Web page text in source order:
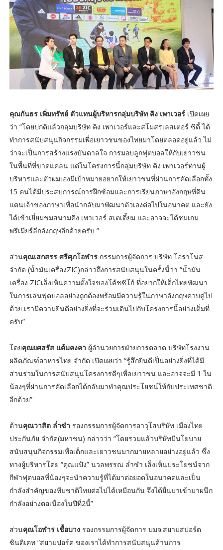
คุณกันธร เพิ่มทรัพย์ ตัวแทนผู้บริหารกลุ่มบริษัท คิง เพาเวอร์ เปิดเผย
ว่า “โดยปกติแล้วกลุ่มบริษัท คิง เพาเวอร์และสโมสรเลสเตอร์ ซิตี้ ได้
ทำการสนับสนุนกิจกรรมเพื่อเยาวชนของไทยมาโดยตลอดอยู่แล้ว ไม่
ว่าจะเป็นการสร้างแรงบันดาลใจ การมอบลูกฟุตบอลให้กับเยาวชน
ในพื้นที่ที่ขาดแคลน แต่ในโครงการนี้กลุ่มบริษัท คิง เพาเวอร์ท่านผู้
บริหารและตัวผมเองมีเป้าหมายอยากให้เยาวชนที่ผ่านการคัดเลือกทั้ง
15 คนได้มีประสบการณ์การฝึกซ้อมและการเรียนภาษาอังกฤษที่ดิน
แดนเจ้าของภาษาเพื่อนำกลับมาพัฒนาตัวเองต่อไปในอนาคต และยัง
ได้เข้าเยี่ยมชมสนามคิง เพาเวอร์ สเตเดี้ยม และอาจจะได้ชมเกม
พรีเมียร์ลีกอังกฤษอีกด้วยครับ ”
ส่วนคุณเสกสรร ศรีศุภโอฬารกรรมการผู้จัดการ บริษัท โอราโนส
จำกัด (น้ำมันเครื่องZIC)กล่าวถึงการสนับสนุนในครั้งนี้ว่า “น้ำมัน
เครื่อง ZICเล็งเห็นความตั้งใจของโค้ชซิโก้ ที่อยากให้เด็กไทยพัฒนา
ในการเล่นฟุตบอลอย่างถูกต้องพร้อมมีความรู้ในภาษาอังกฤษควบคู่ไป
ด้วย เรามีความยินดีอย่างยิ่งที่จะร่วมเดินไปกับโครงการนี้อย่างเต็มที่
ครับ”
โดยคุณยศสรัส แต้มคงคา ผู้อำนวยการฝ่ายการตลาด บริษัทโรงงาน
ผลิตภัณฑ์อาหารไทย จำกัด เปิดเผยว่า “รู้สึกยินดีเป็นอย่างยิ่งที่ได้มี
ส่วนร่วมในการสนับสนุนโครงการดีๆเพื่อเยาวชน และอาจจะมี 1 ใน
น้องๆที่ผ่านการคัดเลือกได้กลับมาทำคุณประโยชน์ให้กับประเทศชาติ
อีกด้วย”
ด้านคุณวาสิต ล่ำซำ รองกรรมการผู้จัดการอาวุโสบริษัท เมืองไทย
ประกันภัย จำกัด(มหาชน) กล่าวว่า “โดยรวมแล้วบริษัทมีนโยบาย
สนับสนุนกิจกรรมเพื่อเด็กและเยาวชนมากมายหลายอย่างอยู่แล้ว ซึ่ง
ทางผู้บริหารโดย “คุณแป้ง” นวลพรรณ ล่ำซำ เล็งเห็นประโยชน์จาก
กีฬาฟุตบอลที่น้องๆจะนำความรู้ที่ได้มาต่อยอดในอนาคตและเป็น
กำลังสำคัญของทีมชาติไทยต่อไปได้เหมือนกัน จึงได้ยื่นมาเข้ามาผนึก
กำลังอย่างตอเนื่องในปีที่2นี้”
ส่วนคุณโอฬาร เชื้อบางรองกรรมการผู้จัดการ บมจ.สยามสปอร์ต
ซินดิเคท “สยามปอร์ต ของเราได้ทำการสนับสนุนด้านการ